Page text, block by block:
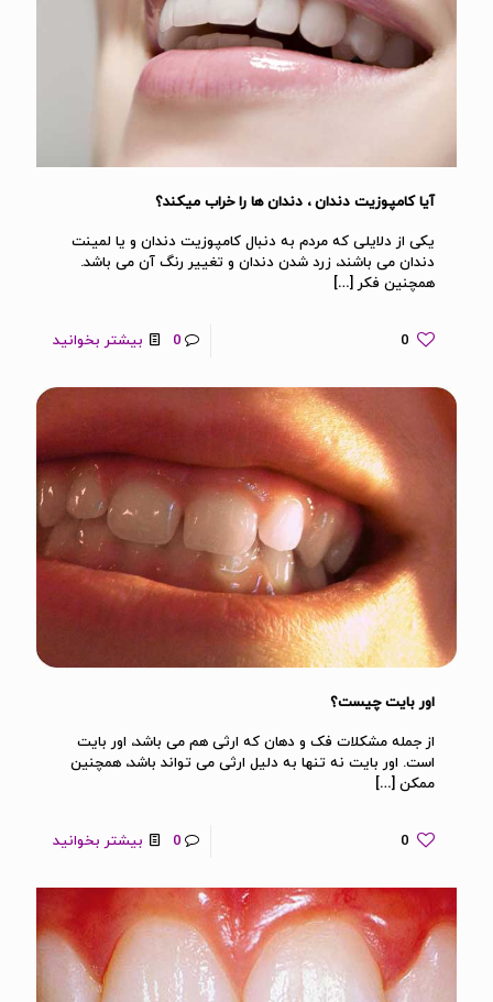
آیا کامپوزیت دندان ، دندان ها را خراب میکند؟
یکی از دلایلی که مردم به دنبال کامپوزیت دندان و یا لمینت
دندان می باشند، زرد شدن دندان و تغییر رنگ آن می باشد.
همچنین فکر […]
0
0 بیشتر بخوانید
اور بایت چیست؟
از جمله مشکلات فک و دهان که ارثی هم می باشد، اور بایت
است. اور بایت نه تنها به دلیل ارثی می تواند باشد، همچنین
ممکن […]
0
0 بیشتر بخوانید